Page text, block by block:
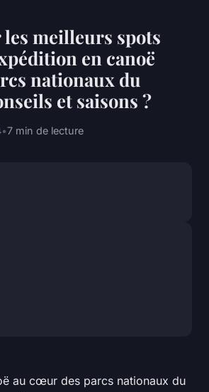
meilleurs spots
en canoë
nationaux du
et saisons ?
•7 min de lecture
au cœur des parcs nationaux du